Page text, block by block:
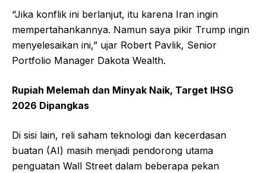
“Jika konflik ini berlanjut, itu karena Iran ingin
mempertahankannya. Namun saya pikir Trump ingin
menyelesaikan ini,” ujar Robert Pavlik, Senior
Portfolio Manager Dakota Wealth.
Rupiah Melemah dan Minyak Naik, Target IHSG
2026 Dipangkas
Di sisi lain, reli saham teknologi dan kecerdasan
buatan (AI) masih menjadi pendorong utama
penguatan Wall Street dalam beberapa pekan